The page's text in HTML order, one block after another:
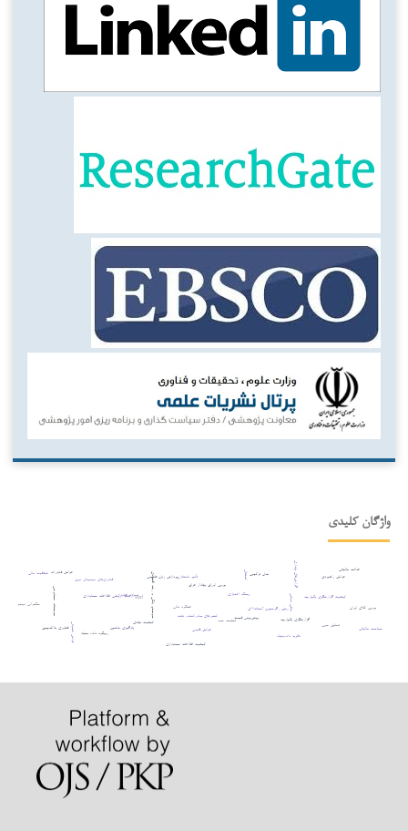
واژگان کلیدی
بدهی دولتی روش رگرسیون آستانه¬ای
اشتغال
کشورهای صادرکننده نفت
کیفیت نهادی
ریسک اعتباری سیستم بانکی و رشد اقتصادی
گزارشگری یکپارچه
کیفیت گزارشگری یکپارچه
عملکرد مالی
ارتباط ارزشی اطلاعات حسابداری
کیفیت سود
بورس اوراق بهادار عراق گزارش‌های پایداری تأثیر نامتقارن فناوری‌های دیجیتال نوین
تحولات فناوری مؤسسات حسابرسی
رویکرد داده بنیاد
بورس کالای ایران
پردازش زبان طبیعی
تحلیل حس
پیش‌بینی قیمت
مدل ترکیبی
یادگیری ماشین
عوامل فناورانه
عوامل قانونی عوامل عملیاتی
عوامل راهبردی
xbrl
کیفیت اطلاعات حسابداری
نظریه داده‌بنیاد
فناوری بلاک‌چین سیاست مالیاتی
شفافیت مالی
عدالت مالیاتی
حکمرانی دیجیتال